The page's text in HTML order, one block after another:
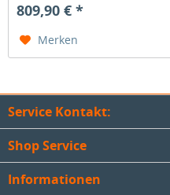
809,90 € *
Merken
Service Kontakt:
Shop Service
Informationen